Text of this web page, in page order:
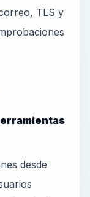
TLS y
desde